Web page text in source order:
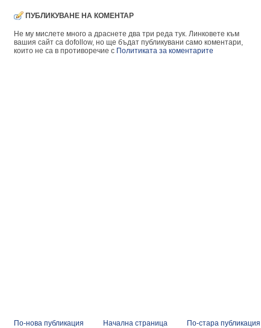
ПУБЛИКУВАНЕ НА КОМЕНТАР
Не му мислете много а драснете два три реда тук. Линковете към
вашия сайт са dofollow, но ще бъдат публикувани само коментари,
които не са в противоречие с Политиката за коментарите
По-нова публикация По-стара публикация
Начална страница